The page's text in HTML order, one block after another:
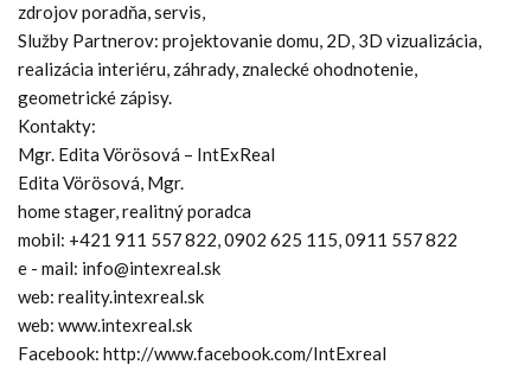
zdrojov poradňa, servis,
Služby Partnerov: projektovanie domu, 2D, 3D vizualizácia,
realizácia interiéru, záhrady, znalecké ohodnotenie,
geometrické zápisy.
Kontakty:
Mgr. Edita Vörösová – IntExReal
Edita Vörösová, Mgr.
home stager, realitný poradca
mobil: +421 911 557 822, 0902 625 115, 0911 557 822
e - mail: info@intexreal.sk
web: reality.intexreal.sk
web: www.intexreal.sk
Facebook: http://www.facebook.com/IntExreal